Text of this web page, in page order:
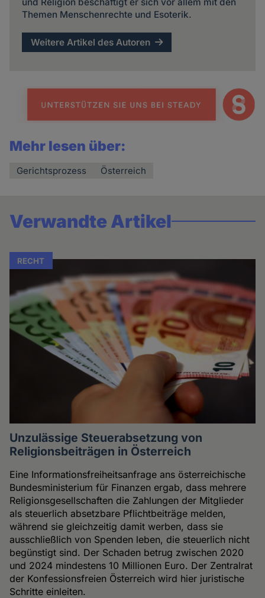
und Religion beschäftigt er sich vor allem mit den
Themen Menschenrechte und Esoterik.
Weitere Artikel des Autoren
Mehr lesen über:
Gerichtsprozess Österreich
Verwandte Artikel
RECHT
Unzulässige Steuerabsetzung von
Religionsbeiträgen in Österreich
Eine Informationsfreiheitsanfrage ans österreichische
Bundesministerium für Finanzen ergab, dass mehrere
Religionsgesellschaften die Zahlungen der Mitglieder
als steuerlich absetzbare Pflichtbeiträge melden,
während sie gleichzeitig damit werben, dass sie
ausschließlich von Spenden leben, die steuerlich nicht
begünstigt sind. Der Schaden betrug zwischen 2020
und 2024 mindestens 10 Millionen Euro. Der Zentralrat
der Konfessionsfreien Österreich wird hier juristische
Schritte einleiten.